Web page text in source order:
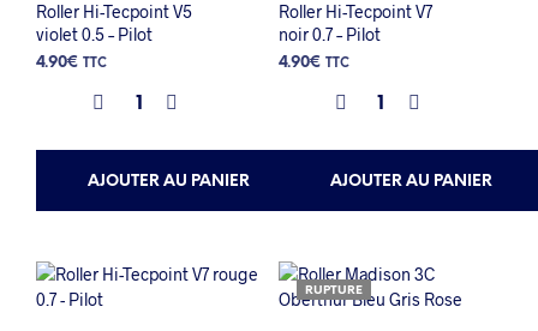
Roller Hi-Tecpoint V5
violet 0.5 – Pilot
4.90€ TTC
AJOUTER AU PANIER
Roller Hi-Tecpoint V7
noir 0.7 – Pilot
4.90€ TTC
AJOUTER AU PANIER
RUPTURE